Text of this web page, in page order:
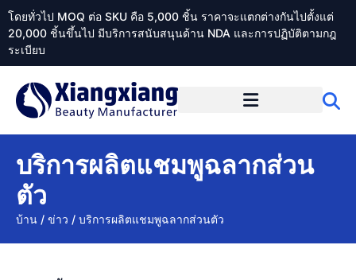
โดยทั่วไป MOQ ต่อ SKU คือ 5,000 ชิ้น ราคาจะแตกต่างกันไปตั้งแต่
20,000 ชิ้นขึ้นไป มีบริการสนับสนุนด้าน NDA และการปฏิบัติตามกฎ
ระเบียบ
บริการผลิตแชมพูฉลากส่วน
ตัว
บ้าน / ข่าว / บริการผลิตแชมพูฉลากส่วนตัว